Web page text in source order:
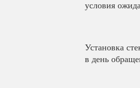
условия
Установка
в день